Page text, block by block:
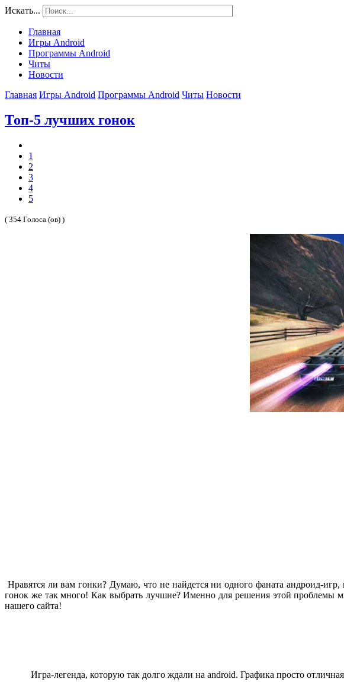
Искать...
Главная
Игры Android
Программы Android
Читы
Новости
Главная Игры Android Программы Android Читы Новости
Топ-5 лучших гонок
1
2
3
4
5
( 354 Голоса (ов) )
Нравятся ли вам гонки? Думаю, что не найдется ни одного фаната андроид-
гонок же так много! Как выбрать лучшие? Именно для решения этой проблемы
нашего сайта!
Игра-легенда, которую так долго ждали на android. Графика просто